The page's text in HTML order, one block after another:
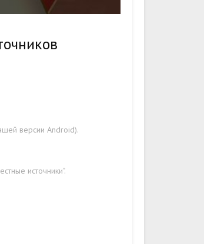
версии Android).
источники".